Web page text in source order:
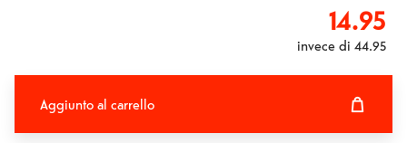
14.95
invece di 44.95
Aggiunto al carrello